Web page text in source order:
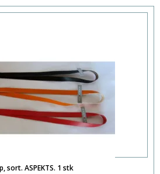
sort. ASPEKTS. 1 stk